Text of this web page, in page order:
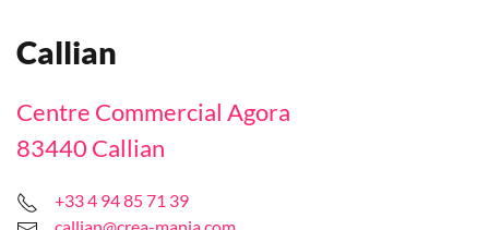
Callian
Centre Commercial Agora
83440 Callian
+33 4 94 85 71 39